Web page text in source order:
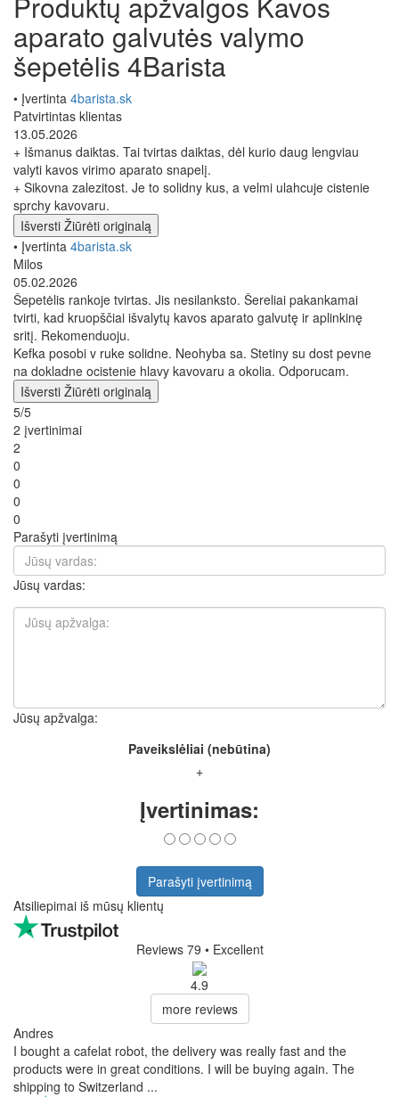
aparato galvutės valymo
šepetėlis 4Barista
• Įvertinta 4barista.sk
Patvirtintas klientas
13.05.2026
+ Išmanus daiktas. Tai tvirtas daiktas, dėl kurio daug lengviau
valyti kavos virimo aparato snapelį.
+ Sikovna zalezitost. Je to solidny kus, a velmi ulahcuje cistenie
sprchy kavovaru.
Išversti Žiūrėti originalą
• Įvertinta 4barista.sk
Milos
05.02.2026
Šepetėlis rankoje tvirtas. Jis nesilanksto. Šereliai pakankamai
tvirti, kad kruopščiai išvalytų kavos aparato galvutę ir aplinkinę
sritį. Rekomenduoju.
Kefka posobi v ruke solidne. Neohyba sa. Stetiny su dost pevne
na dokladne ocistenie hlavy kavovaru a okolia. Odporucam.
Išversti Žiūrėti originalą
5/5
2 įvertinimai
2
0
0
0
0
Parašyti įvertinimą
Jūsų vardas:
Jūsų apžvalga:
Paveikslėliai (nebūtina)
+
Įvertinimas:
Parašyti įvertinimą
Atsiliepimai iš mūsų klientų
Reviews 79 • Excellent
4.9
more reviews
Andres
I bought a cafelat robot, the delivery was really fast and the
products were in great conditions. I will be buying again. The
shipping to Switzerland ...